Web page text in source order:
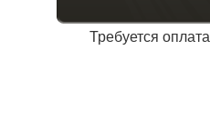
Требуется оплата